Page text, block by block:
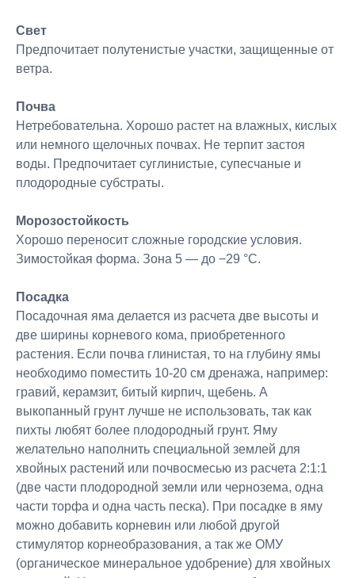
Свет
Предпочитает полутенистые участки, защищенные от
ветра.
Почва
Нетребовательна. Хорошо растет на влажных, кислых
или немного щелочных почвах. Не терпит застоя
воды. Предпочитает суглинистые, супесчаные и
плодородные субстраты.
Морозостойкость
Хорошо переносит сложные городские условия.
Зимостойкая форма. Зона 5 — до −29 °C.
Посадка
Посадочная яма делается из расчета две высоты и
две ширины корневого кома, приобретенного
растения. Если почва глинистая, то на глубину ямы
необходимо поместить 10-20 см дренажа, например:
гравий, керамзит, битый кирпич, щебень. А
выкопанный грунт лучше не использовать, так как
пихты любят более плодородный грунт. Яму
желательно наполнить специальной землей для
хвойных растений или почвосмесью из расчета 2:1:1
(две части плодородной земли или чернозема, одна
части торфа и одна часть песка). При посадке в яму
можно добавить корневин или любой другой
стимулятор корнеобразования, а так же ОМУ
(органическое минеральное удобрение) для хвойных